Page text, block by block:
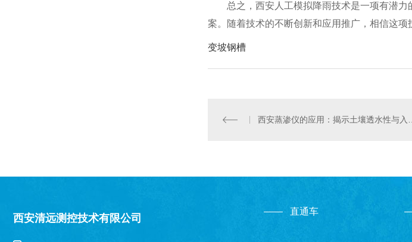
总之，西安人工模拟降雨技术是一项有潜
案。随着技术的不断创新和应用推广，相信这项
变坡钢槽
西安蒸渗仪的
西安清远测控技术有限公司
直通车